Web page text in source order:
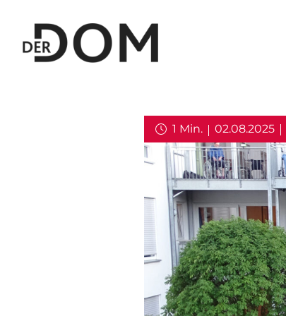
1 Min. 02.08.2025